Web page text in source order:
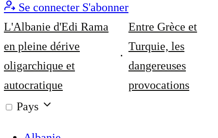
Se connecter S'abonner
L'Albanie d'Edi Rama
en pleine dérive
oligarchique et
autocratique
Entre Grèce et
Turquie, les
dangereuses
provocations
Pays